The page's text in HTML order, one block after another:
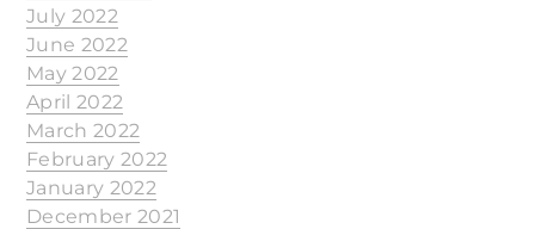
July 2022
June 2022
May 2022
April 2022
March 2022
February 2022
January 2022
December 2021